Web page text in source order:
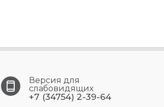
Версия для
слабовидящих
+7 (34754) 2-39-64